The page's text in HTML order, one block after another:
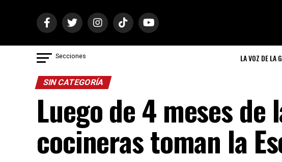
Secciones LA VOZ DE LA
SIN CATEGORÍA
Luego de 4 meses
cocineras toman la